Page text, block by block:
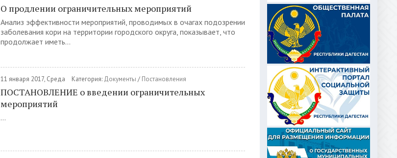
О продлении ограничительных мероприятий
Анализ эффективности мероприятий, проводимых в очагах подозрении
заболевания кори на территории городского округа, показывает, что
продолжает иметь...
11 января 2017, Среда Категория: Документы / Постановления
ПОСТАНОВЛЕНИЕ о введении ограничительных
мероприятий
...